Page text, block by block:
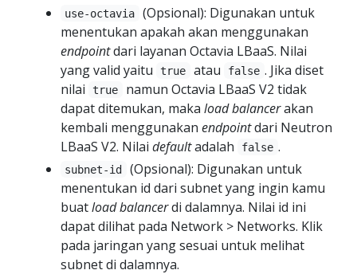
use-octavia
(Opsional): Digunakan untuk
menentukan apakah akan menggunakan
endpointdari layanan Octavia LBaaS. Nilai
yang valid yaitu
true atau false . Jika diset
nilai
true
namun Octavia LBaaS V2 tidak
dapat ditemukan, maka load balancerakan
kembali menggunakan endpointdari Neutron
LBaaS V2. Nilai defaultadalah false .
subnet-id
(Opsional): Digunakan untuk
menentukan id dari subnet yang ingin kamu
buatload balancerdi dalamnya. Nilai id ini
dapat dilihat pada Network > Networks. Klik
pada jaringan yang sesuai untuk melihat
subnet di dalamnya.